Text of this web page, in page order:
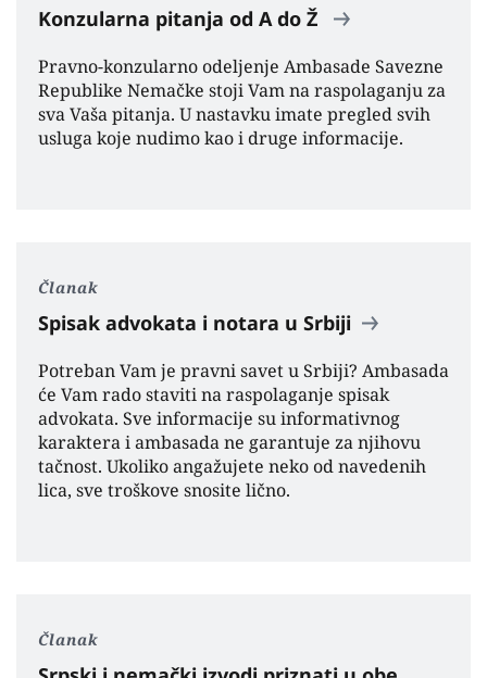
Konzularna pitanja od A do Ž
Pravno-konzularno odeljenje Ambasade Savezne
Republike Nemačke stoji Vam na raspolaganju za
sva Vaša pitanja. U nastavku imate pregled svih
usluga koje nudimo kao i druge informacije.
Članak
Spisak advokata i notara u Srbiji
Potreban Vam je pravni savet u Srbiji? Ambasada
će Vam rado staviti na raspolaganje spisak
advokata. Sve informacije su informativnog
karaktera i ambasada ne garantuje za njihovu
tačnost. Ukoliko angažujete neko od navedenih
lica, sve troškove snosite lično.
Članak